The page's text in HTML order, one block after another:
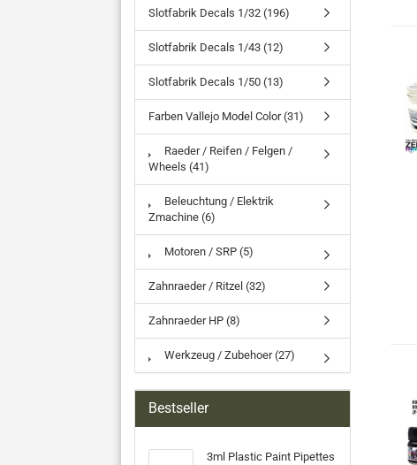
Slotfabrik Decals 1/32 (196)
Slotfabrik Decals 1/43 (12)
Slotfabrik Decals 1/50 (13)
Farben Vallejo Model Color (31)
Raeder / Reifen / Felgen /
Wheels (41)
Beleuchtung / Elektrik
Zmachine (6)
Motoren / SRP (5)
Zahnraeder / Ritzel (32)
Zahnraeder HP (8)
Werkzeug / Zubehoer (27)
Bestseller
3ml Plastic Paint Pipettes